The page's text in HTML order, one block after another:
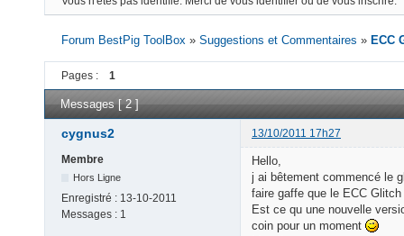
Forum BestPig ToolBox »Suggestions et Commentaires » ECC
Pages : 1
Messages [ 2 ]
cygnus2 13/10/2011 17h27
Membre
Hors Ligne
Enregistré : 13-10-2011
Messages : 1
Hello,
j ai bêtement commencé le
faire gaffe que le ECC
Est ce qu une nouvelle
coin pour un moment